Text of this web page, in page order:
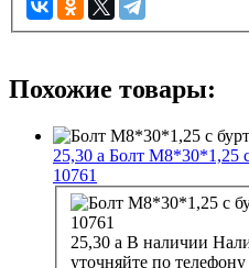
Похожие товары:
25,30 a Болт М8*30*1,25 с
10761
25,30 a В наличии
уточняйте по телефону